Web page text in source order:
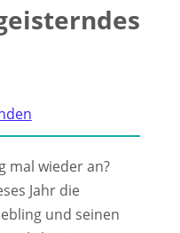
mal wieder an?
Jahr die
und seinen